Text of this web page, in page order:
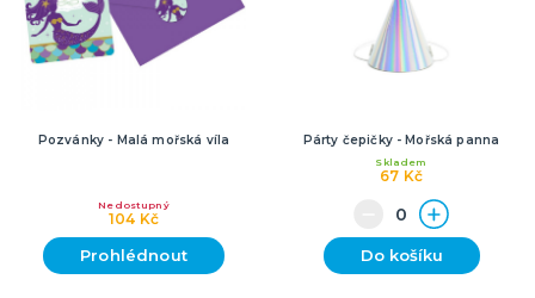
Pozvánky - Malá mořská víla
104 Kč
Nedostupný
Prohlédnout
Párty čepičky - Mořská panna
67 Kč
Skladem
Do košíku